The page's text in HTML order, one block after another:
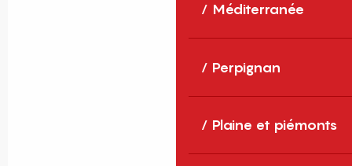
Méditerranée
Perpignan
Plaine et piémonts